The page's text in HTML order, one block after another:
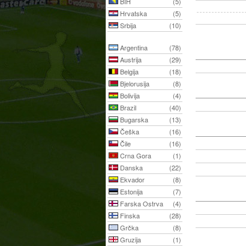
Hrvatska
(5)
Srbija
(10)
Argentina
(78)
Austrija
(29)
Belgija
(18)
Bjelorusija
(8)
Bolivija
(4)
Brazil
(40)
Bugarska
(13)
Češka
(16)
Čile
(16)
Crna Gora
(1)
Danska
(22)
Ekvador
(8)
Estonija
(7)
Farska Ostrva
(4)
Finska
(28)
Grčka
(8)
Gruzija
(1)